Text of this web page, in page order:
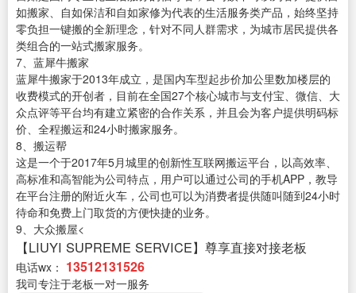
如搬家、自如保洁和自如家修为代表的生活服务类产品，始终坚持
零负担一键搬的全新理念，针对不同人群需求，为城市居民提供各
类组合的一站式搬家服务。
7、蓝犀牛搬家
蓝犀牛搬家于2013年成立，是国内车型起步价加公里数加楼层的
收费模式的开创者，目前在全国27个核心城市与支付宝、微信、大
众点评等平台均有建立紧密的合作关系，并且会为客户提供明码标
价、全程搬运和24小时搬家服务。
8、搬运帮
这是一个于2017年5月城里的创新性互联网搬运平台，以高效率、
高标准和高智能为公司特点，用户可以通过公司的手机APP，教导
在平台注册的附近火车，公司也可以为消费者提供随叫随到24小时
待命和免费上门取货的方便快捷的业务。
9、大众搬屋<
【LIUYI SUPREME SERVICE】尊享直接对接老板
电话wx： 13512131526
我司专注于老板一对一服务